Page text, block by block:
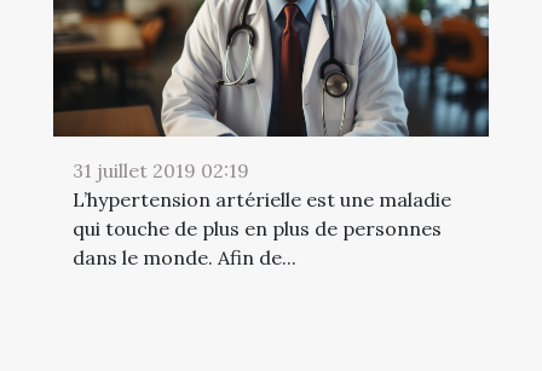
31 juillet 2019 02:19
L’hypertension artérielle est une maladie
qui touche de plus en plus de personnes
dans le monde. Afin de...